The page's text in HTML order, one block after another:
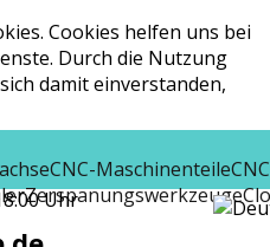
Cookies helfen uns bei
Durch die Nutzung
damit einverstanden,
CNC-Maschinenteile
Zerspanungswerkzeuge
Uhr